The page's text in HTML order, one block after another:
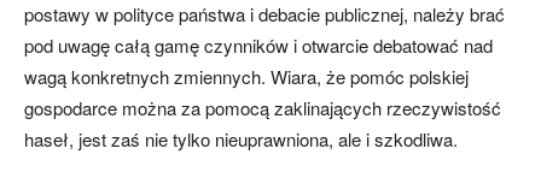
postawy w polityce państwa i debacie publicznej, należy brać
pod uwagę całą gamę czynników i otwarcie debatować nad
wagą konkretnych zmiennych. Wiara, że pomóc polskiej
gospodarce można za pomocą zaklinających rzeczywistość
haseł, jest zaś nie tylko nieuprawniona, ale i szkodliwa.